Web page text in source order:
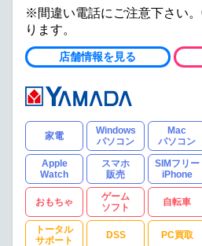
※間違い電話にご注意下さい
ります。
店舗情報を見る
家電
Windows
パソコン
Mac
パソコン
Apple
Watch
スマホ
販売
SIMフリー
iPhone
おもちゃ
ゲーム
ソフト
自転車
トータル
サポート
DSS PC買取